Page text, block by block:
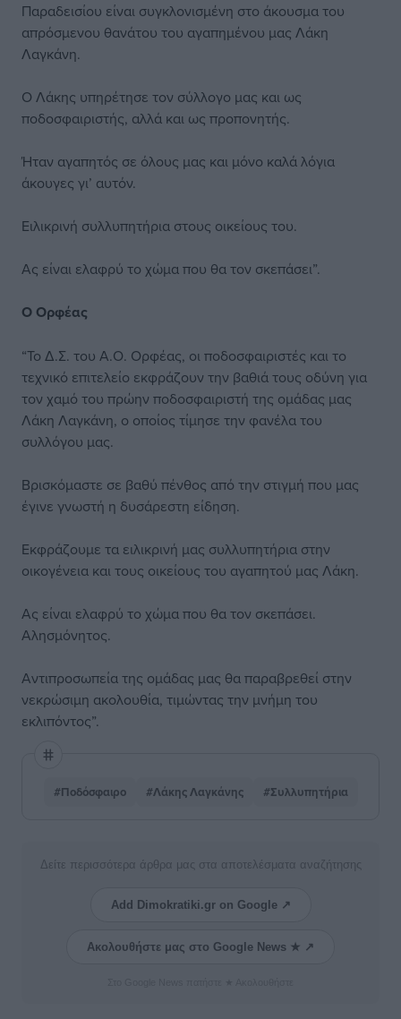
Παραδεισίου είναι συγκλονισμένη στο άκουσμα του
απρόσμενου θανάτου του αγαπημένου μας Λάκη
Λαγκάνη.
Ο Λάκης υπηρέτησε τον σύλλογο μας και ως
ποδοσφαιριστής, αλλά και ως προπονητής.
Ήταν αγαπητός σε όλους μας και μόνο καλά λόγια
άκουγες γι’ αυτόν.
Ειλικρινή συλλυπητήρια στους οικείους του.
Ας είναι ελαφρύ το χώμα που θα τον σκεπάσει”.
Ο Ορφέας
“Το Δ.Σ. του Α.Ο. Ορφέας, οι ποδοσφαιριστές και το
τεχνικό επιτελείο εκφράζουν την βαθιά τους οδύνη για
τον χαμό του πρώην ποδοσφαιριστή της ομάδας μας
Λάκη Λαγκάνη, ο οποίος τίμησε την φανέλα του
συλλόγου μας.
Βρισκόμαστε σε βαθύ πένθος από την στιγμή που μας
έγινε γνωστή η δυσάρεστη είδηση.
Εκφράζουμε τα ειλικρινή μας συλλυπητήρια στην
οικογένεια και τους οικείους του αγαπητού μας Λάκη.
Ας είναι ελαφρύ το χώμα που θα τον σκεπάσει.
Αλησμόνητος.
Αντιπροσωπεία της ομάδας μας θα παραβρεθεί στην
νεκρώσιμη ακολουθία, τιμώντας την μνήμη του
εκλιπόντος”.
#Ποδόσφαιρο #Λάκης Λαγκάνης #Συλλυπητήρια
Δείτε περισσότερα άρθρα μας στα αποτελέσματα αναζήτησης
Add Dimokratiki.gr on Google ↗
Ακολουθήστε μας στο Google News ★ ↗